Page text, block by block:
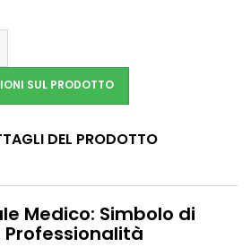
SUL PRODOTTO
DEL PRODOTTO
Medico: Simbolo di